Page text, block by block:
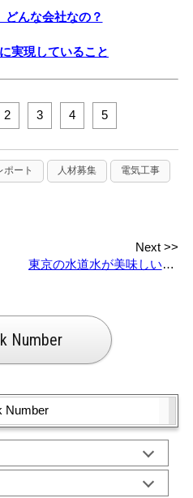
んな会社なの？
実現していること
2 3 4 5
ポート 人材募集 電気工事
Next >>
東京の水道水が美味しいって本当？！ – SHUDEN, ON ”TOKYO” TIMES – vol.2
Number
Number